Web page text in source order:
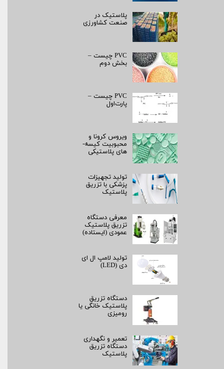
پلاستیک در
صنعت کشاورزی
PVC چیست –
بخش دوم
PVC چیست –
پارت‌اول
ویروس کرونا و
محبوبیت کیسه­
های پلاستیکی
تولید تجهیزات
پزشکی با تزریق
پلاستیک
معرفی دستگاه
تزریق پلاستیک
عمودی (ایستاده)
تولید لامپ ال ای
دی (LED)
دستگاه تزریق
پلاستیک خانگی یا
رومیزی
تعمیر و نگهداری
دستگاه تزریق
پلاستیک